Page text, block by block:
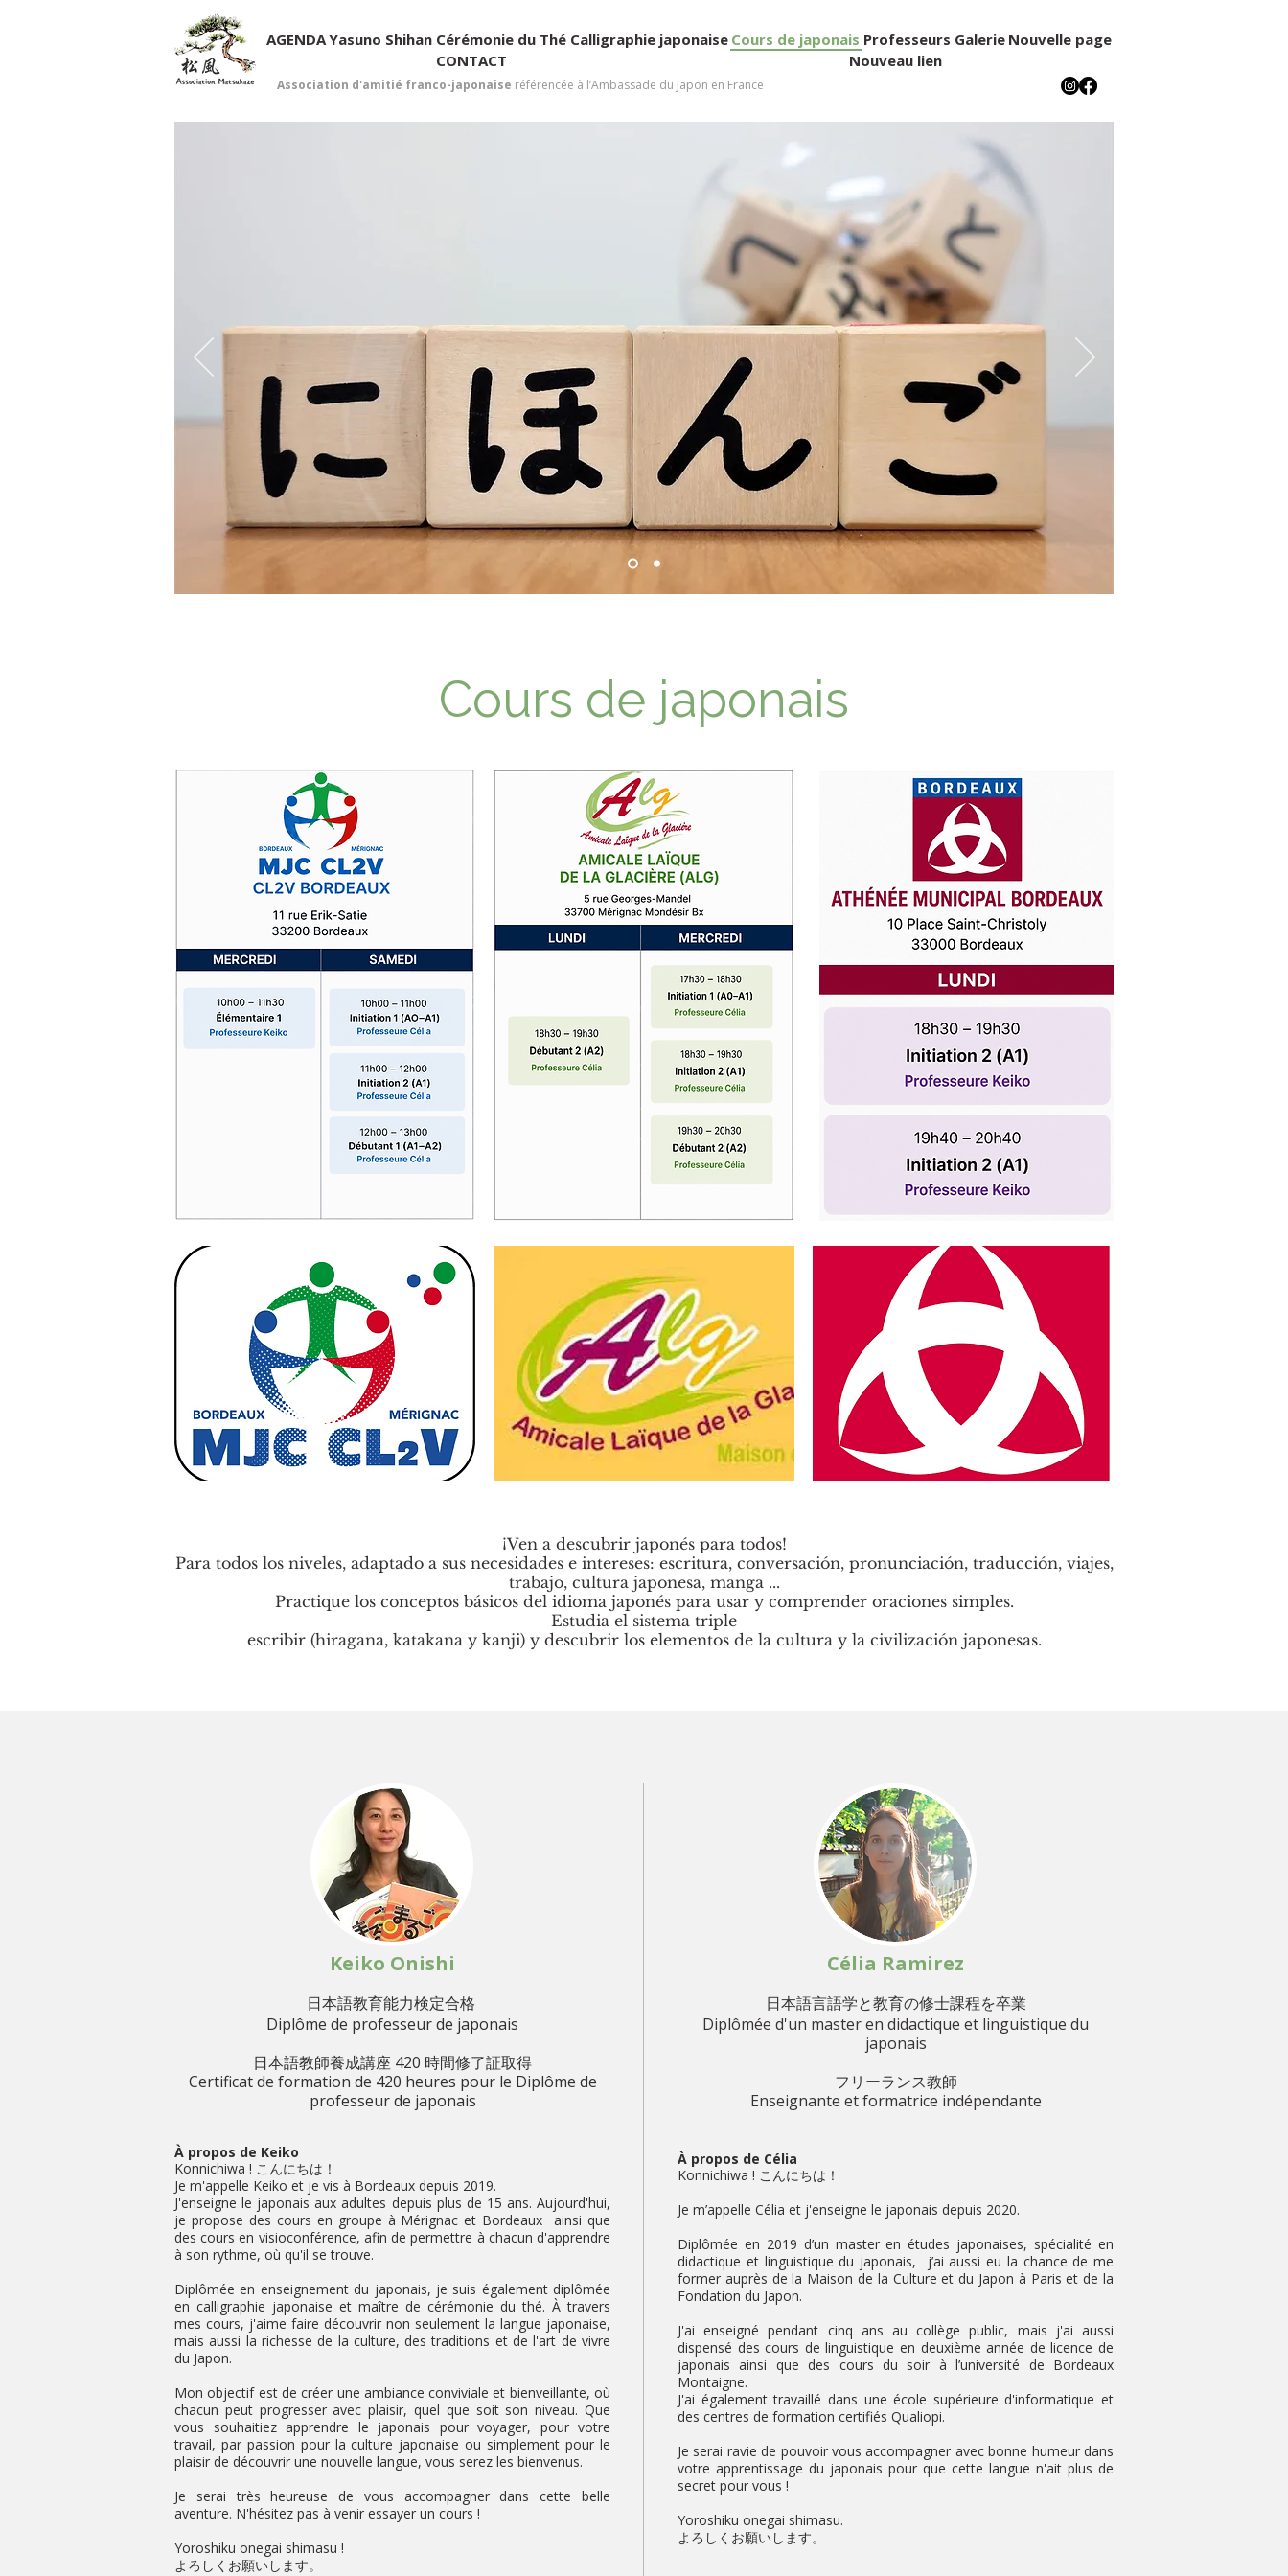
AGENDAYasuno Shihan Cérémonie du Thé Calligraphie japonaise Cours de japonais Professeurs Galerie Nouvelle page
CONTACT
Nouveau lien
Association d'amitié franco-japonaise référencée à l’Ambassade du Japon en France
Cours de japonais
¡Ven a descubrir japonés para todos!
Para todos los niveles, adaptado a sus necesidades e intereses: escritura, conversación, pronunciación, traducción, viajes,
trabajo, cultura japonesa, manga ...
Practique los conceptos básicos del idioma japonés para usar y comprender oraciones simples.
Estudia el sistema triple
escribir (hiragana, katakana y kanji) y descubrir los elementos de la cultura y la civilización japonesas.
Keiko Onishi
​日本語教育能力検定合格
Diplôme de professeur de japonais
日本語教師養成講座 420 時間修了証取得
Certificat de formation de 420 heures pour le Diplôme de
professeur de japonais
À propos de Keiko
Konnichiwa ! こんにちは！
Je m'appelle Keiko et je vis à Bordeaux depuis 2019.
J'enseigne le japonais aux adultes depuis plus de 15 ans. Aujourd'hui,
je propose des cours en groupe à Mérignac et Bordeaux ainsi que
des cours en visioconférence, afin de permettre à chacun d'apprendre
à son rythme, où qu'il se trouve.
Diplômée en enseignement du japonais, je suis également diplômée
en calligraphie japonaise et maître de cérémonie du thé. À travers
mes cours, j'aime faire découvrir non seulement la langue japonaise,
mais aussi la richesse de la culture, des traditions et de l'art de vivre
du Japon.
Mon objectif est de créer une ambiance conviviale et bienveillante, où
chacun peut progresser avec plaisir, quel que soit son niveau. Que
vous souhaitiez apprendre le japonais pour voyager, pour votre
travail, par passion pour la culture japonaise ou simplement pour le
plaisir de découvrir une nouvelle langue, vous serez les bienvenus.
Je serai très heureuse de vous accompagner dans cette belle
aventure. N'hésitez pas à venir essayer un cours !
Yoroshiku onegai shimasu !
よろしくお願いします。
Célia Ramirez
日本語言語学と教育の修士課程を卒業
Diplômée d'un master en didactique et linguistique du
japonais
フリーランス教師
Enseignante et formatrice indépendante​
À propos de Célia
Konnichiwa ! こんにちは！
Je m’appelle Célia et j'enseigne le japonais depuis 2020.
Diplômée en 2019 d’un master en études japonaises, spécialité en
didactique et linguistique du japonais, j’ai aussi eu la chance de me
former auprès de la Maison de la Culture et du Japon à Paris et de la
Fondation du Japon.
J'ai enseigné pendant cinq ans au collège public, mais j'ai aussi
dispensé des cours de linguistique en deuxième année de licence de
japonais ainsi que des cours du soir à l’université de Bordeaux
Montaigne.
J'ai également travaillé dans une école supérieure d'informatique et
des centres de formation certifiés Qualiopi.
Je serai ravie de pouvoir vous accompagner avec bonne humeur dans
votre apprentissage du japonais pour que cette langue n'ait plus de
secret pour vous !
Yoroshiku onegai shimasu.
よろしくお願いします。